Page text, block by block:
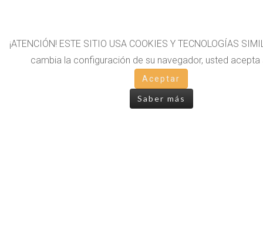
¡ATENCIÓN! ESTE SITIO USA COOKIES Y TECNOLOGÍAS
cambia la configuración de su navegador, usted acepta
Aceptar
Saber más